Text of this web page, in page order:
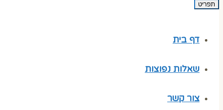
תפריט
דף בית
שאלות נפוצות
צור קשר